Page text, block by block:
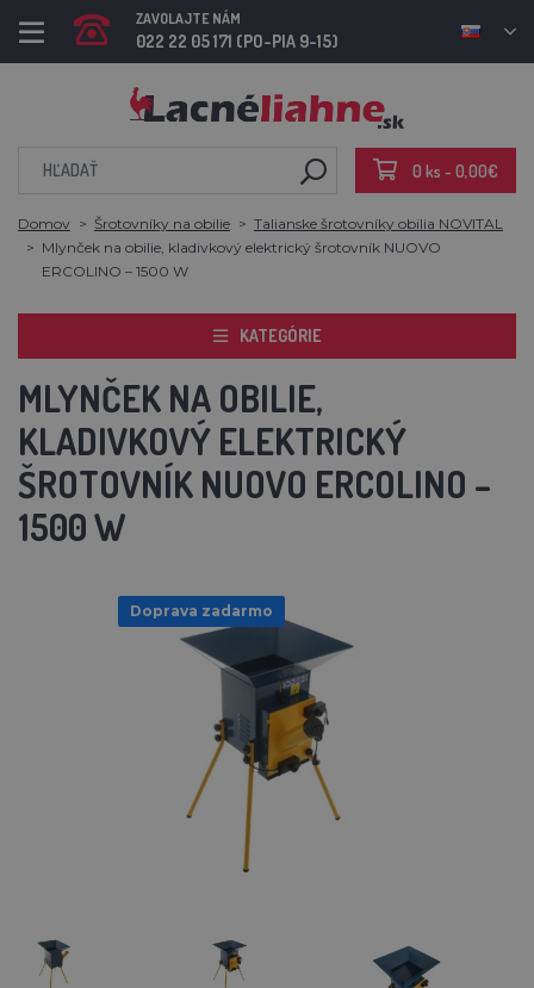
ZAVOLAJTE NÁM
022 22 05 171 (PO-PIA 9-15)
0 ks - 0,00€
Domov Šrotovníky na obilie
Talianske šrotovníky obilia NOVITAL
Mlynček na obilie, kladivkový elektrický šrotovník NUOVO
ERCOLINO – 1500 W
KATEGÓRIE
MLYNČEK NA OBILIE,
KLADIVKOVÝ ELEKTRICKÝ
ŠROTOVNÍK NUOVO ERCOLINO –
1500 W
Doprava zadarmo